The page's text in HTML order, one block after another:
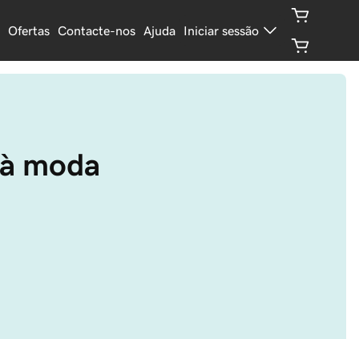
Ofertas Contacte-nos Ajuda Iniciar sessão
moda